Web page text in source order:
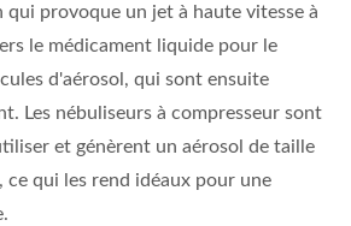
qui provoque un jet à haute vitesse à
le médicament liquide pour le
d'aérosol, qui sont ensuite
Les nébuliseurs à compresseur sont
et génèrent un aérosol de taille
ce qui les rend idéaux pour une